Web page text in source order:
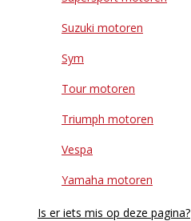
Suzuki motoren
Sym
Tour motoren
Triumph motoren
Vespa
Yamaha motoren
Is er iets mis op deze pagina?